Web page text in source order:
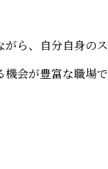
がら、自分自身のス
機会が豊富な職場で